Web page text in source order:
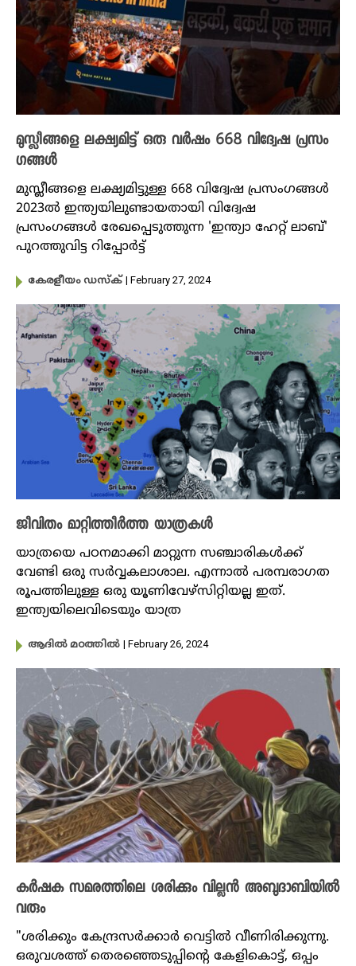
മുസ്ലീങ്ങളെ ലക്ഷ്യമിട്ട് ഒരു വർഷം 668 വിദ്വേഷ പ്രസം​
ഗങ്ങൾ
മുസ്ലീങ്ങളെ ലക്ഷ്യമിട്ടുള്ള 668 വിദ്വേഷ പ്രസംഗങ്ങൾ
2023ൽ ഇന്ത്യയിലുണ്ടായതായി വിദ്വേഷ
പ്രസംഗങ്ങൾ രേഖപ്പെടുത്തുന്ന 'ഇന്ത്യാ ഹേറ്റ് ലാബ്'
പുറത്തുവിട്ട റിപ്പോർട്ട്
കേരളീയം ഡസ്ക് | February 27, 2024
ജീവിതം മാറ്റിത്തീർത്ത യാത്രകൾ
യാത്രയെ പഠനമാക്കി മാറ്റുന്ന സഞ്ചാരികൾക്ക്
വേണ്ടി ഒരു സർവ്വകലാശാല. എന്നാൽ പരമ്പരാ​ഗത
രൂപത്തിലുള്ള ഒരു യൂണിവേഴ്സിറ്റിയല്ല ഇത്.
ഇന്ത്യയിലെവിടെയും യാത്ര
ആദിൽ മഠത്തിൽ | February 26, 2024
കർഷക സമരത്തിലെ ശരിക്കും വില്ലൻ അബുദാബിയിൽ
വരും
"ശരിക്കും കേന്ദ്രസർക്കാർ വെട്ടിൽ വീണിരിക്കുന്നു.
ഒരുവശത്ത് തെരഞ്ഞെടുപ്പിൻ്റെ കേളികൊട്ട്, ഒപ്പം